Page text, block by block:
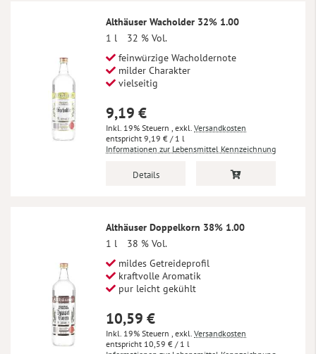
Althäuser Wacholder 32% 1.00
1 l
32 % Vol.
feinwürzige Wacholdernote
milder Charakter
vielseitig
9,19 €
Inkl. 19% Steuern , exkl. Versandkosten
9,19 € / 1 l
Informationen zur Lebensmittel Kennzeichnung
Details
Althäuser Doppelkorn 38% 1.00
1 l
38 % Vol.
mildes Getreideprofil
kraftvolle Aromatik
pur leicht gekühlt
10,59 €
Inkl. 19% Steuern , exkl. Versandkosten
10,59 € / 1 l